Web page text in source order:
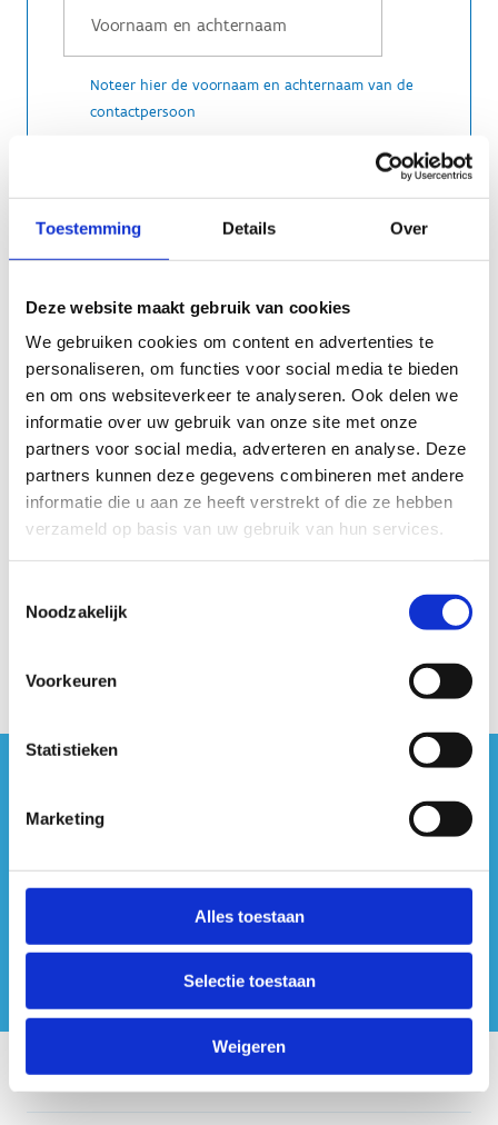
Toestemming Details Over
Deze website maakt gebruik van cookies
We gebruiken cookies om content en advertenties te
personaliseren, om functies voor social media te bieden
en om ons websiteverkeer te analyseren. Ook delen we
informatie over uw gebruik van onze site met onze
partners voor social media, adverteren en analyse. Deze
partners kunnen deze gegevens combineren met andere
informatie die u aan ze heeft verstrekt of die ze hebben
verzameld op basis van uw gebruik van hun services.
Noodzakelijk
Voorkeuren
Statistieken
Marketing
Alles toestaan
Selectie toestaan
Weigeren
Noteer hier de voornaam en achternaam van de
contactpersoon
Noteer hier de gsm- of telefoonnummer van de
contactpersoon die we overdag kunnen
Noteer hier het e-mailadres van de
contactpersoon.
#sportersbelevenmeer
Onze centra